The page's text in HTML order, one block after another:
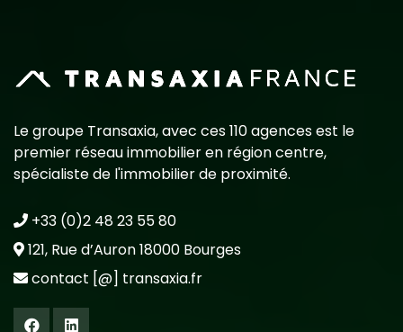
Le groupe Transaxia, avec ces 110 agences est le
premier réseau immobilier en région centre,
spécialiste de l'immobilier de proximité.
+33 (0)2 48 23 55 80
121, Rue d’Auron 18000 Bourges
contact [@] transaxia.fr